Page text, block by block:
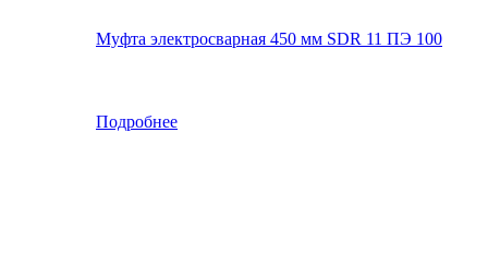
Муфта электросварная 450 мм SDR 11 ПЭ 100
Подробнее